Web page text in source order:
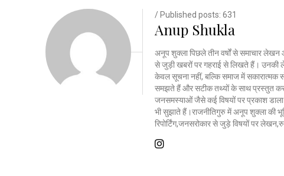
/ Published posts: 631
Anup Shukla
अनूप शुक्ला पिछले तीन वर्षों से समाचार
से जुड़ी खबरों पर गहराई से लिखते हैं। उनकी
केवल सूचना नहीं, बल्कि समाज में सकारात्मक
समझते हैं और सटीक तथ्यों के साथ प्रस्तुत करते
जनसमस्याओं जैसे कई विषयों पर प्रकाश
भी सुझाते हैं।राजनीतिगुरु में अनूप शुक्ला की
रिपोर्टिंग,जनसरोकार से जुड़े विषयों पर